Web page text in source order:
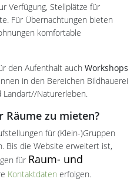
Verfügung, Stellplätze für
Für Übernachtungen bieten
komfortable
den Aufenthalt auch Workshops
in den Bereichen Bildhauerei
Landart//Naturerleben.
Räume zu mieten?
für (Klein-)Gruppen
Bis die Website erweitert ist,
für Raum- und
Kontaktdaten erfolgen.